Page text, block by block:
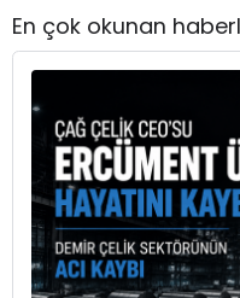
En çok okunan